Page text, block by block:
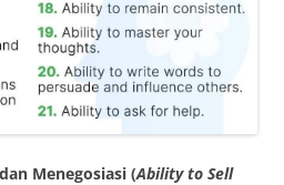
Menegosiasi (Ability to Sell